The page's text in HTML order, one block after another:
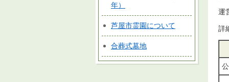
年）
芦屋市霊園について
合葬式墓地
運
詳